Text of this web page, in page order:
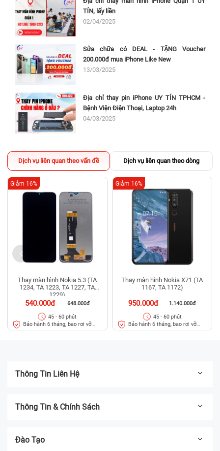
TÍN, lấy liền
02/04/2025
Sửa chữa có DEAL - TẶNG Voucher
200.000đ mua iPhone Like New
13/03/2025
Địa chỉ thay pin iPhone UY TÍN TPHCM -
Bệnh Viện Điện Thoại, Laptop 24h
04/03/2025
Dịch vụ liên quan theo vấn đề Dịch vụ liên quan theo dòng
Thay màn hình Nokia 5.3 (TA
1234, TA 1223, TA 1227, TA
1229)
540.000đ 648.000đ
Giảm 16%
45 - 60 phút
Bảo hành 6 tháng, bao rơi vỡ
kính
Thay màn hình Nokia X71 (TA
1167, TA 1172)
950.000đ 1.140.000đ
Giảm 16%
45 - 60 phút
Bảo hành 6 tháng, bao rơi vỡ
kính
Thông Tin Liên Hệ
Thông Tin & Chính Sách
Đào Tạo